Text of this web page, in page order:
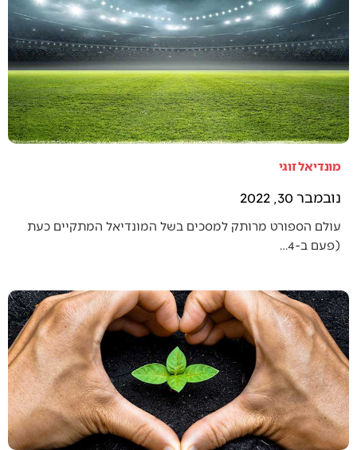
מונדיאל זוגי
נובמבר 30, 2022
עולם הספורט מרותק למסכים בשל המונדיאל המתקיים כעת
(פעם ב-4…